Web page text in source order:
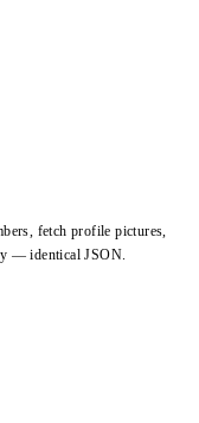
fetch profile pictures,
— identical JSON.